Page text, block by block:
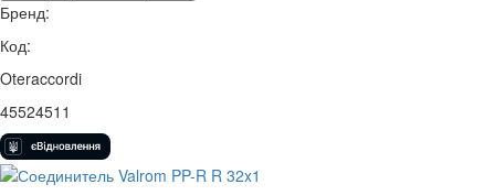
Бренд:
Код:
Oteraccordi
45524511